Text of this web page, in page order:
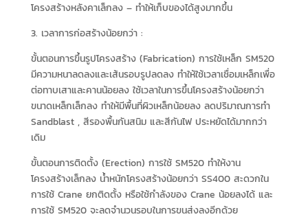
โครงสร้างหลังคาเล็กลง – ทำให้เก็บของได้สูงมากขึ้น
3. เวลาการก่อสร้างน้อยกว่า :
ขั้นตอนการขึ้นรูปโครงสร้าง (Fabrication) การใช้เหล็ก SM520
มีความหนาลดลงและเส้นรอบรูปลดลง ทำให้ใช้เวลาเชื่อมเหล็กเพื่อ
ต่อทาบเสาและคานน้อยลง ใช้เวลาในการขึ้นโครงสร้างน้อยกว่า
ขนาดเหล็กเล็กลง ทำให้มีพื้นที่ผิวเหล็กน้อยลง ลดปริมาณการทำ
Sandblast , สีรองพื้นกันสนิม และสีกันไฟ ประหยัดได้มากกว่า
เดิม
ขั้นตอนการติดตั้ง (Erection) การใช้ SM520 ทำให้งาน
โครงสร้างเล็กลง น้ำหนักโครงสร้างน้อยกว่า SS400 สะดวกใน
การใช้ Crane ยกติดตั้ง หรือใช้กำลังของ Crane น้อยลงได้ และ
การใช้ SM520 จะลดจำนวนรอบในการขนส่งลงอีกด้วย